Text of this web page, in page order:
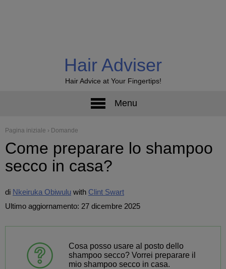
Hair Adviser
Hair Advice at Your Fingertips!
Menu
Pagina iniziale › Domande
Come preparare lo shampoo
secco in casa?
di Nkeiruka Obiwulu
Clint Swart
Ultimo aggiornamento: 27 dicembre 2025
Cosa posso usare al posto dello
shampoo secco? Vorrei preparare il
mio shampoo secco in casa.